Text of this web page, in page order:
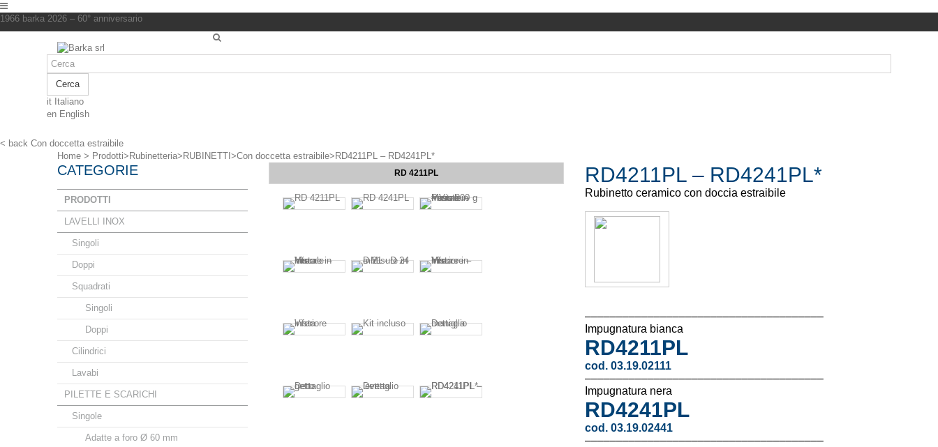
1966 barka 2026 – 60° anniversario
Cerca
it Italiano
en English
< back Con doccetta estraibile
Home > Prodotti> Rubinetteria> RUBINETTI >Con doccetta estraibile> RD4211PL – RD4241PL*
CATEGORIE
PRODOTTI
LAVELLI INOX
Singoli
Doppi
Squadrati
Singoli
Doppi
Cilindrici
Lavabi
PILETTE E SCARICHI
Singole
Adatte a foro Ø 60 mm
RD 4211PL RD4211PL – RD4241PL*
Rubinetto ceramico con doccia estraibile
––––––––––––––––––––––––––––––––––––––
Impugnatura bianca
RD4211PL
cod. 03.19.02111
––––––––––––––––––––––––––––––––––––––
Impugnatura nera
RD4241PL
cod. 03.19.02441
––––––––––––––––––––––––––––––––––––––